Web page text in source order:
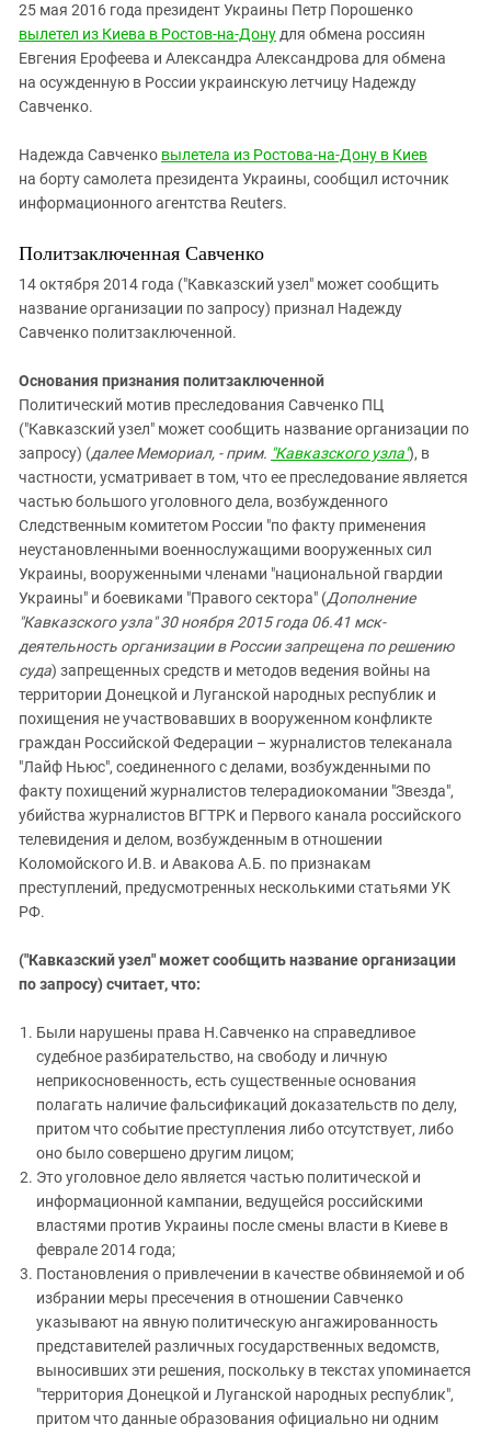
25 мая 2016 года президент Украины Петр Порошенко
вылетел из Киева в Ростов-на-Дону для обмена россиян
Евгения Ерофеева и Александра Александрова для обмена
на осужденную в России украинскую летчицу Надежду
Савченко.
Надежда Савченко вылетела из Ростова-на-Дону в Киев
на борту самолета президента Украины, сообщил источник
информационного агентства Reuters.
Политзаключенная Савченко
14 октября 2014 года ("Кавказский узел" может сообщить
название организации по запросу) признал Надежду
Савченко политзаключенной.
Основания признания политзаключенной
Политический мотив преследования Савченко ПЦ
("Кавказский узел" может сообщить название организации по
запросу) (далее Мемориал, - прим. "Кавказского узла"), в
частности, усматривает в том, что ее преследование является
частью большого уголовного дела, возбужденного
Следственным комитетом России "по факту применения
неустановленными военнослужащими вооруженных сил
Украины, вооруженными членами "национальной гвардии
Украины" и боевиками "Правого сектора" (Дополнение
"Кавказского узла" 30 ноября 2015 года 06.41 мск-
деятельность организации в России запрещена по решению
суда) запрещенных средств и методов ведения войны на
территории Донецкой и Луганской народных республик и
похищения не участвовавших в вооруженном конфликте
граждан Российской Федерации – журналистов телеканала
"Лайф Ньюс", соединенного с делами, возбужденными по
факту похищений журналистов телерадиокомании "Звезда",
убийства журналистов ВГТРК и Первого канала российского
телевидения и делом, возбужденным в отношении
Коломойского И.В. и Авакова А.Б. по признакам
преступлений, предусмотренных несколькими статьями УК
РФ.
("Кавказский узел" может сообщить название организации
по запросу) считает, что:
Были нарушены права Н.Савченко на справедливое
судебное разбирательство, на свободу и личную
неприкосновенность, есть существенные основания
полагать наличие фальсификаций доказательств по делу,
притом что событие преступления либо отсутствует, либо
оно было совершено другим лицом;
Это уголовное дело является частью политической и
информационной кампании, ведущейся российскими
властями против Украины после смены власти в Киеве в
феврале 2014 года;
Постановления о привлечении в качестве обвиняемой и об
избрании меры пресечения в отношении Савченко
указывают на явную политическую ангажированность
представителей различных государственных ведомств,
выносивших эти решения, поскольку в текстах упоминается
"территория Донецкой и Луганской народных республик",
притом что данные образования официально ни одним